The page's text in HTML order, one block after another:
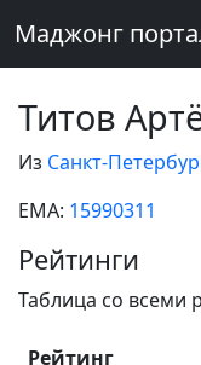
Маджонг
Титов
Из Санкт-
EMA: 15990311
Рейтинги
Таблица со всеми
Рейтинг